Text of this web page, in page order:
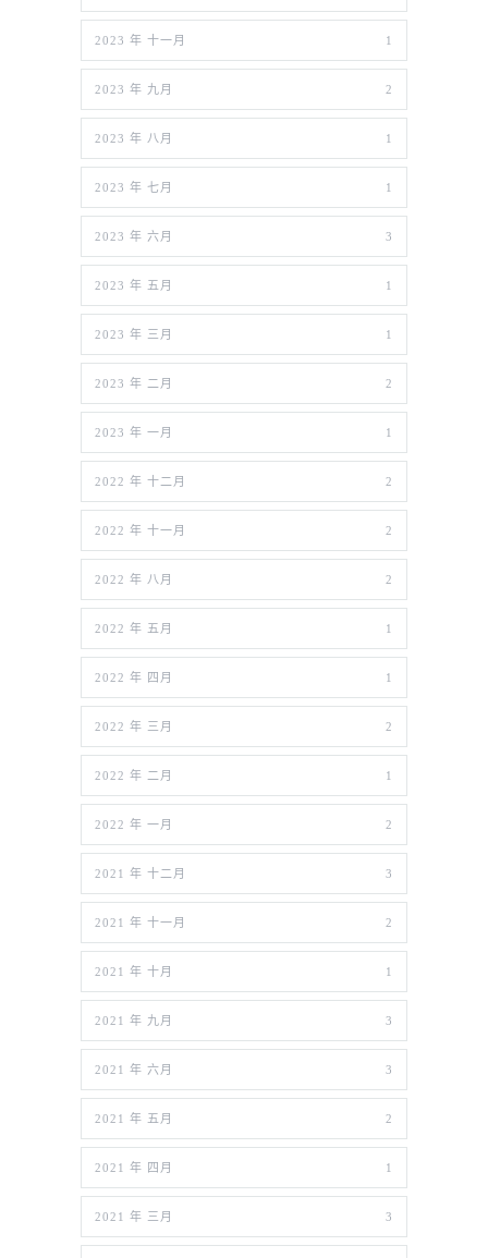
2023 年 十一月 1
2023 年 九月 2
2023 年 八月 1
2023 年 七月 1
2023 年 六月 3
2023 年 五月 1
2023 年 三月 1
2023 年 二月 2
2023 年 一月 1
2022 年 十二月 2
2022 年 十一月 2
2022 年 八月 2
2022 年 五月 1
2022 年 四月 1
2022 年 三月 2
2022 年 二月 1
2022 年 一月 2
2021 年 十二月 3
2021 年 十一月 2
2021 年 十月 1
2021 年 九月 3
2021 年 六月 3
2021 年 五月 2
2021 年 四月 1
2021 年 三月 3